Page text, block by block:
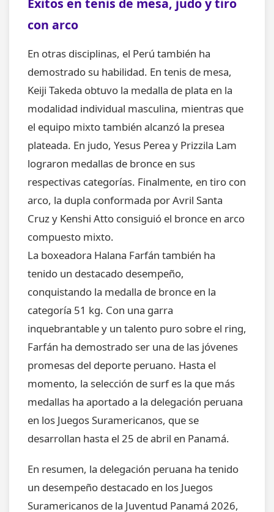
Éxitos en tenis de mesa, judo y tiro
con arco
En otras disciplinas, el Perú también ha
demostrado su habilidad. En tenis de mesa,
Keiji Takeda obtuvo la medalla de plata en la
modalidad individual masculina, mientras que
el equipo mixto también alcanzó la presea
plateada. En judo, Yesus Perea y Prizzila Lam
lograron medallas de bronce en sus
respectivas categorías. Finalmente, en tiro con
arco, la dupla conformada por Avril Santa
Cruz y Kenshi Atto consiguió el bronce en arco
compuesto mixto.
La boxeadora Halana Farfán también ha
tenido un destacado desempeño,
conquistando la medalla de bronce en la
categoría 51 kg. Con una garra
inquebrantable y un talento puro sobre el ring,
Farfán ha demostrado ser una de las jóvenes
promesas del deporte peruano. Hasta el
momento, la selección de surf es la que más
medallas ha aportado a la delegación peruana
en los Juegos Suramericanos, que se
desarrollan hasta el 25 de abril en Panamá.
En resumen, la delegación peruana ha tenido
un desempeño destacado en los Juegos
Suramericanos de la Juventud Panamá 2026,